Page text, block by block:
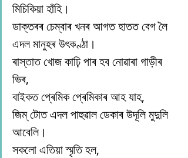
মিচিকিয়া হাঁহি।
ডাক্তৰৰ চেম্বাৰ খনৰ আগত হাতত বেগ লৈ
এদল মানুহৰ উৎকণ্ঠা।
ৰাস্তাত খোজ কাঢ়ি পাৰ হব নোৱাৰা গাড়ীৰ
ভিৰ,
বাইকত প্ৰেমিক প্ৰেমিকাৰ আহ যাহ,
জিম্ টোত এদল পাহুৱাল ডেকাৰ উদূলি মুদুলি
আবেলি।
সকলো এতিয়া স্মৃতি হল,